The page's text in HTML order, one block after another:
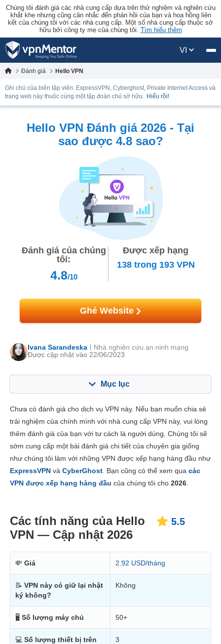
Chúng tôi đánh giá các nhà cung cấp dựa trên thử nghiệm và nghiên cứu
khắt khe nhưng cũng cân nhắc đến phản hồi của bạn và hoa hồng liên
kết của chúng tôi với các nhà cung cấp. Một số nhà cung cấp thuộc sở
hữu bởi công ty mẹ của chúng tôi. Tìm hiểu thêm
VI
Đánh giá Hello VPN
Ghi chú của biên tập viên: ExpressVPN, Cyberghost, Private Internet Access và
trang web này thuộc cùng một tập đoàn chủ sở hữu. Hiểu rồi!
Hello VPN Đánh giá 2026 - Tại
sao được 4.8 sao?
Đánh giá của chúng
tôi:
4.8/10
Được xếp hạng
138 trong 193VPN
Ghé Website
Ivana Sarandeska
Được cập nhật vào 22/06/2023
Nhà nghiên cứu an ninh mạng
Mục lục
Tính năng chính 5.5
Cài đặt & Ứng dụng 5.3
Độ tin cậy và Hỗ trợ 3.3
Chưa có đánh giá cho dịch vụ VPN này. Nếu bạn muốn chia sẻ
trải nghiệm của chính mình với nhà cung cấp VPN này, vui lòng
thêm đánh giá của bạn với tư cách là người dùng. Chúng tôi sẽ
sớm cung cấp một bài đánh giá chi tiết của chuyên gia giống
như chúng tôi làm với những VPN được xếp hạng hàng đầu như
ExpressVPN và CyberGhost . Bạn cũng có thể xem qua các
VPN được xếp hạng hàng đầu của chúng tôi cho 2026
Các tính năng của Hello
VPN — Cập nhật 2026
5.5
💸 Giá 2.92 USD/tháng
📝 VPN này có giữ lại nhật
ký không?
Không
🖥 Số lượng máy chủ 50+
💻 Số lượng thiết bị trên
3